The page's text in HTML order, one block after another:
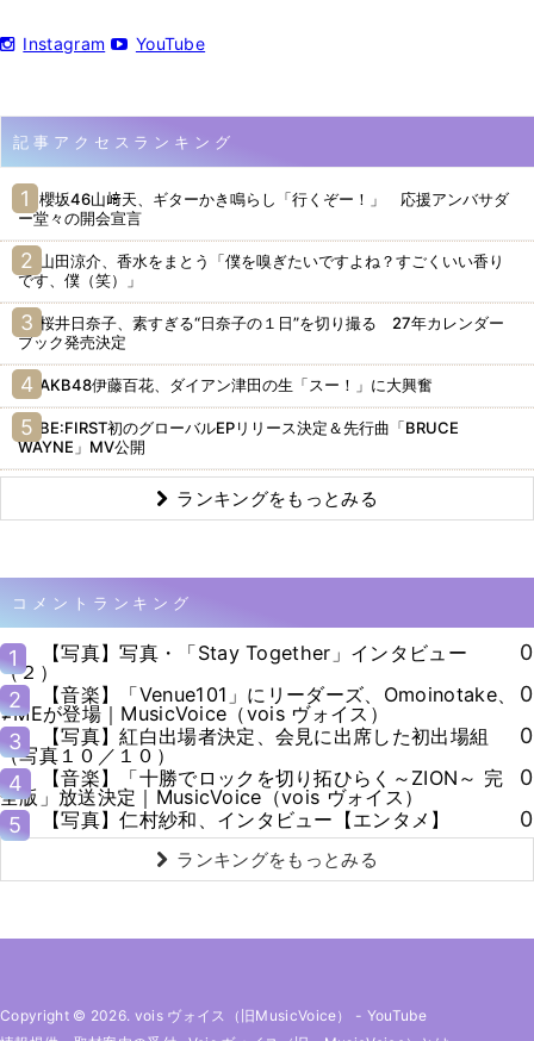
Instagram YouTube
記事アクセスランキング
櫻坂46山﨑天、ギターかき鳴らし「行くぞー！」 応援アンバサダ
ー堂々の開会宣言
山田涼介、香水をまとう「僕を嗅ぎたいですよね？すごくいい香り
です、僕（笑）」
桜井日奈子、素すぎる“日奈子の１日”を切り撮る 27年カレンダー
ブック発売決定
AKB48伊藤百花、ダイアン津田の生「スー！」に大興奮
BE:FIRST初のグローバルEPリリース決定＆先行曲「BRUCE
WAYNE」MV公開
ランキングをもっとみる
コメントランキング
1
【写真】写真・「Stay Together」インタビュー
（２）
0
2
【音楽】「Venue101」にリーダーズ、Omoinotake、
≠MEが登場｜MusicVoice（vois ヴォイス）
0
3
【写真】紅白出場者決定、会見に出席した初出場組
（写真１０／１０）
0
4
【音楽】「十勝でロックを切り拓ひらく～ZION～ 完
全版」放送決定｜MusicVoice（vois ヴォイス）
0
5
【写真】仁村紗和、インタビュー【エンタメ】 0
ランキングをもっとみる
Copyright © 2026. vois ヴォイス（旧MusicVoice） - YouTube